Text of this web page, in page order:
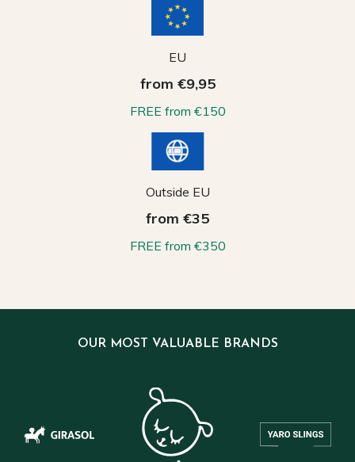
EU
from €9,95
FREE from €150
Outside EU
from €35
FREE from €350
OUR MOST VALUABLE BRANDS